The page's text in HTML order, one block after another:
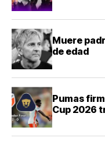
Muere
de edad
Pumas
Cup 2026